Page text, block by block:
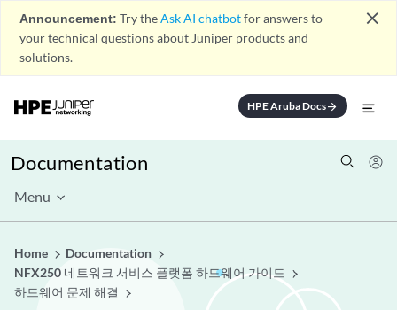
Announcement: Try theAsk AI chatbotfor answers to
your technical questions about Juniper products and
solutions.
close
HPE Aruba Docsarrow_forward
Documentation
Menu
Home
Documentation
NFX250 네트워크 서비스 플랫폼 하드웨어 가이드
하드웨어 문제 해결